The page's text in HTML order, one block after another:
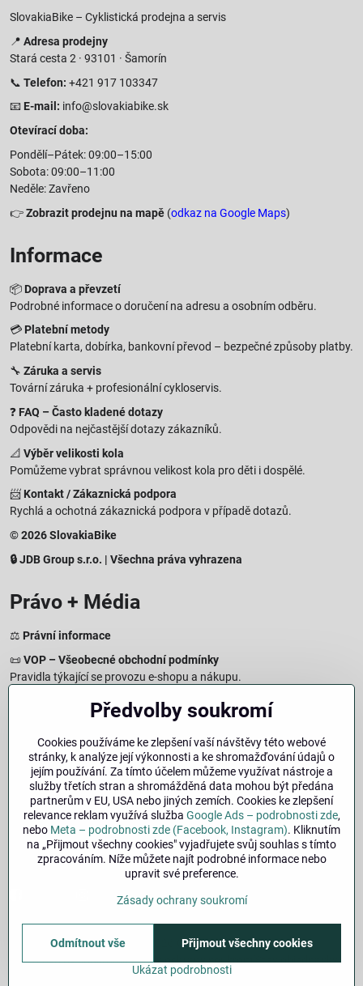
SlovakiaBike – Cyklistická prodejna a servis
📍 Adresa prodejny
Stará cesta 2 · 93101 · Šamorín
📞 Telefon: +421 917 103347
📧 E-mail: info@slovakiabike.sk
Otevírací doba:
Pondělí–Pátek: 09:00–15:00
Sobota: 09:00–11:00
Neděle: Zavřeno
👉Zobrazit prodejnu na mapě (odkaz na Google Maps)
Informace
📦 Doprava a převzetí
Podrobné informace o doručení na adresu a osobním odběru.
💳 Platební metody
Platební karta, dobírka, bankovní převod – bezpečné způsoby platby.
🔧 Záruka a servis
Tovární záruka + profesionální cykloservis.
❓ FAQ – Často kladené dotazy
Odpovědi na nejčastější dotazy zákazníků.
📐 Výběr velikosti kola
Pomůžeme vybrat správnou velikost kola pro děti i dospělé.
📨 Kontakt / Zákaznická podpora
Rychlá a ochotná zákaznická podpora v případě dotazů.
© 2026 SlovakiaBike
🔒 JDB Group s.r.o. | Všechna práva vyhrazena
Právo + Média
⚖️ Právní informace
📜VOP – Všeobecné obchodní podmínky
Pravidla týkající se provozu e-shopu a nákupu.
Zásady zpracování osobních údajů
Jak chráníme a zpracováváme vaše osobní údaje.
Informace o cookies
Informace o používaných cookies a zpracování údajů na webu.
Právo na odstoupení – 14denní vrácení
Postup a podmínky odstoupení od nákupu.
Impresum
Údaje o provozovateli a právní informace.
Bezpečnost
Instagram
Copyright
Předvolby soukromíZásady ochrany soukromíStav objednávky
Vytvořeno systémem:ByznysWeb.cz
Předvolby soukromí
Cookies používáme ke zlepšení vaší návštěvy této webové
stránky, k analýze její výkonnosti a ke shromažďování údajů o
jejím používání. Za tímto účelem můžeme využívat nástroje a
služby třetích stran a shromážděná data mohou být předána
partnerům v EU, USA nebo jiných zemích. Cookies ke zlepšení
relevance reklam využívá služba Google Ads – podrobnosti zde,
nebo Meta – podrobnosti zde (Facebook, Instagram). Kliknutím
na „Přijmout všechny cookies" vyjadřujete svůj souhlas s tímto
zpracováním. Níže můžete najít podrobné informace nebo
upravit své preference.
Zásady ochrany soukromí
Ukázat podrobnosti
Přijmout všechny cookies
Odmítnout vše